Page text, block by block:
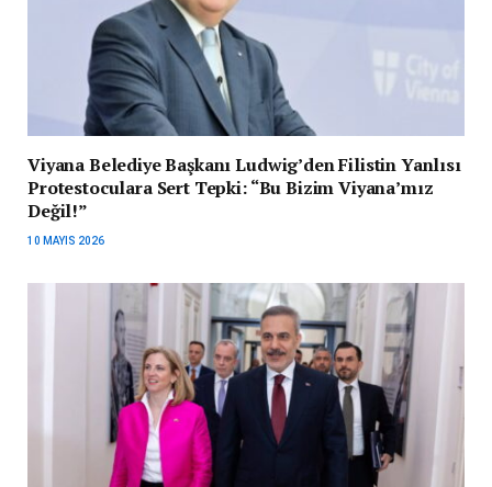
Viyana Belediye Başkanı Ludwig’den Filistin Yanlısı
Protestoculara Sert Tepki: “Bu Bizim Viyana’mız
Değil!”
10 MAYIS 2026